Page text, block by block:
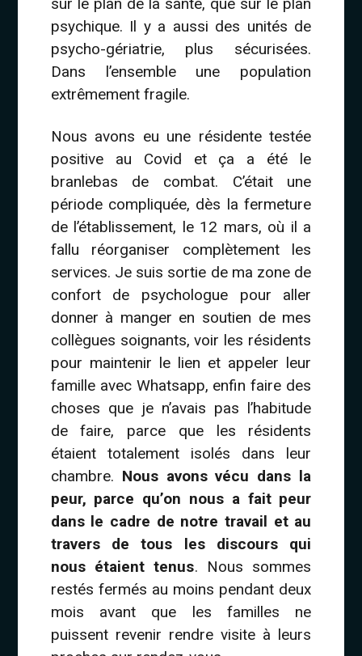
sur le plan de la santé, que sur le plan
psychique. Il y a aussi des unités de
psycho-gériatrie, plus sécurisées.
Dans l’ensemble une population
extrêmement fragile.
Nous avons eu une résidente testée
positive au Covid et ça a été le
branlebas de combat. C’était une
période compliquée, dès la fermeture
de l’établissement, le 12 mars, où il a
fallu réorganiser complètement les
services. Je suis sortie de ma zone de
confort de psychologue pour aller
donner à manger en soutien de mes
collègues soignants, voir les résidents
pour maintenir le lien et appeler leur
famille avec Whatsapp, enfin faire des
choses que je n’avais pas l’habitude
de faire, parce que les résidents
étaient totalement isolés dans leur
chambre. Nous avons vécu dans la
peur, parce qu’on nous a fait peur
dans le cadre de notre travail et au
travers de tous les discours qui
nous étaient tenus. Nous sommes
restés fermés au moins pendant deux
mois avant que les familles ne
puissent revenir rendre visite à leurs